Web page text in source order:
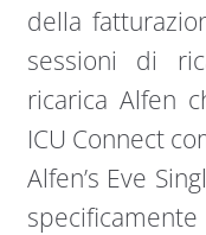
della
sessioni di
ricarica Alfen
ICU Connect
Alfen’s Eve